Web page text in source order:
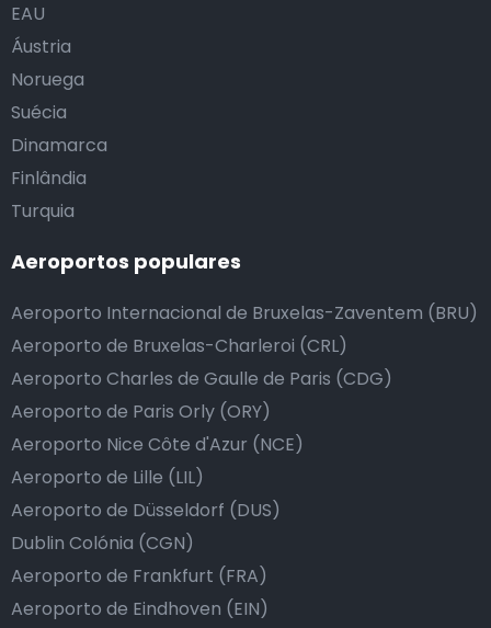
EAU
Áustria
Noruega
Suécia
Dinamarca
Finlândia
Turquia
Aeroportos populares
Aeroporto Internacional de Bruxelas-Zaventem (BRU)
Aeroporto de Bruxelas-Charleroi (CRL)
Aeroporto Charles de Gaulle de Paris (CDG)
Aeroporto de Paris Orly (ORY)
Aeroporto Nice Côte d'Azur (NCE)
Aeroporto de Lille (LIL)
Aeroporto de Düsseldorf (DUS)
Dublin Colónia (CGN)
Aeroporto de Frankfurt (FRA)
Aeroporto de Eindhoven (EIN)